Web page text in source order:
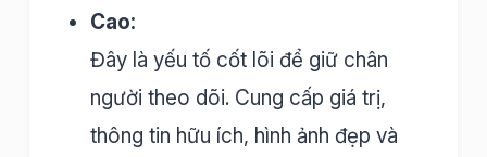
Cao:
Đây là yếu tố cốt lõi để giữ chân
người theo dõi. Cung cấp giá trị,
thông tin hữu ích, hình ảnh đẹp và